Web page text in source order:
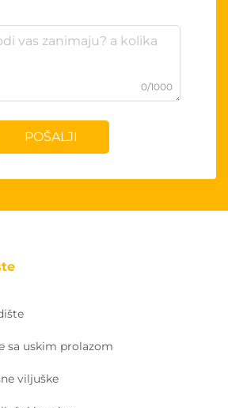
0/1000
POŠALJI
sa uskim prolazom
viljuške